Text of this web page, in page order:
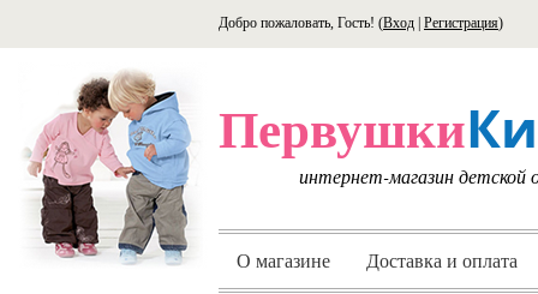
Добро пожаловать, Гость! (Вход Регистрация)
Первушки
интернет-магазин
О магазине Доставка и оплата